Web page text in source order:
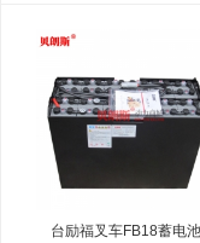
台励福叉车FB18蓄电池